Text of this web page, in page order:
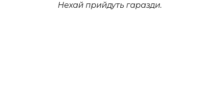
Нехай прийдуть гаразди.